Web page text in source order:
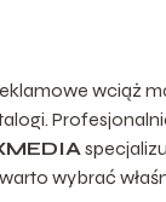
wciąż
wybrać